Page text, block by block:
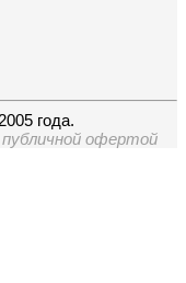
года.
офертой